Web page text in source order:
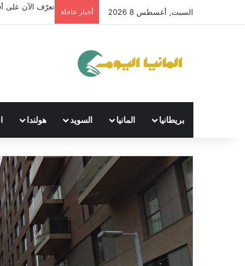
السبت, أغسطس 8 2026 أخبار عاجلة
فحص السواقة في
بريطانيا المانيا السويد هولندا